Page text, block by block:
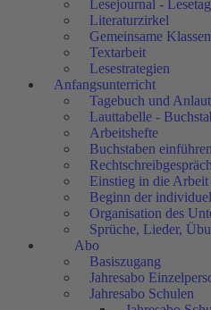
Lesejournal -
Literaturzirkel
Gemeinsame
Textarbeit
Lesestrategien
Anfangsunterricht
Tagebuch und
Lauttabelle -
Arbeitshefte
Buchstaben einführen
Einstieg in die
Beginn der
Organisation des
Sprüche, Lieder,
Abo
Basiszugang
Jahresabo
Jahresabo Schulen